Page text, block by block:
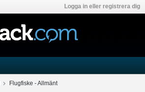
Logga in eller registrera dig
Flugfiske - Allmänt